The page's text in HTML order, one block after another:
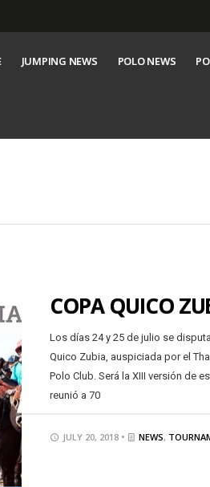
JUMPING NEWS POLO NEWS
COPA QUICO
Los días 24 y 25 de julio se
Quico Zubia, auspiciada por el
Polo Club. Será la XIII versión de
reunió a 70
JULY 20, 2018 • NEWS,